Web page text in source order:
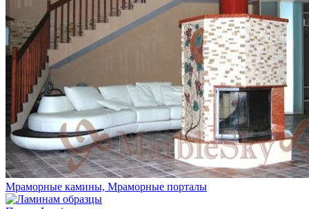
Мраморные камины, Мраморные порталы